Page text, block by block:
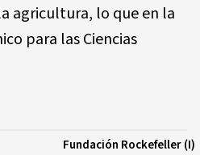
agricultura, lo que en la
para las Ciencias
Fundación Rockefeller (I)